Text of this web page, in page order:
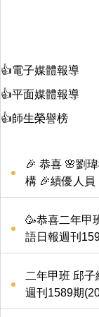
榮耀e中湖
招生與轉學
成果專區
中湖影音
活動相簿
👍電子媒體報導
👍平面媒體報導
👍師生榮譽榜
🎉 恭喜 🌸劉
構 🎉績優人員
🥳恭喜二年甲
語日報週刊
二年甲班 邱
週刊1589期